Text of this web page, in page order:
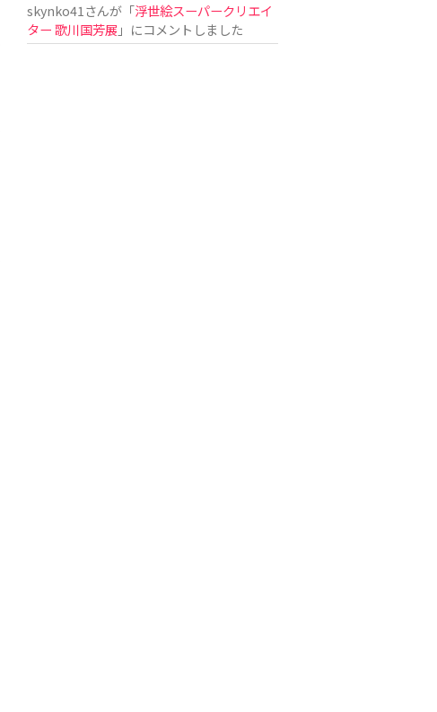
skynko41 さんが「浮世絵スーパークリエイ
ター 歌川国芳展 」にコメントしました